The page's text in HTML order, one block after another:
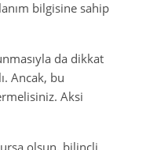
bilgisine sahip
da dikkat
Ancak, bu
Aksi
olsun, bilinçli